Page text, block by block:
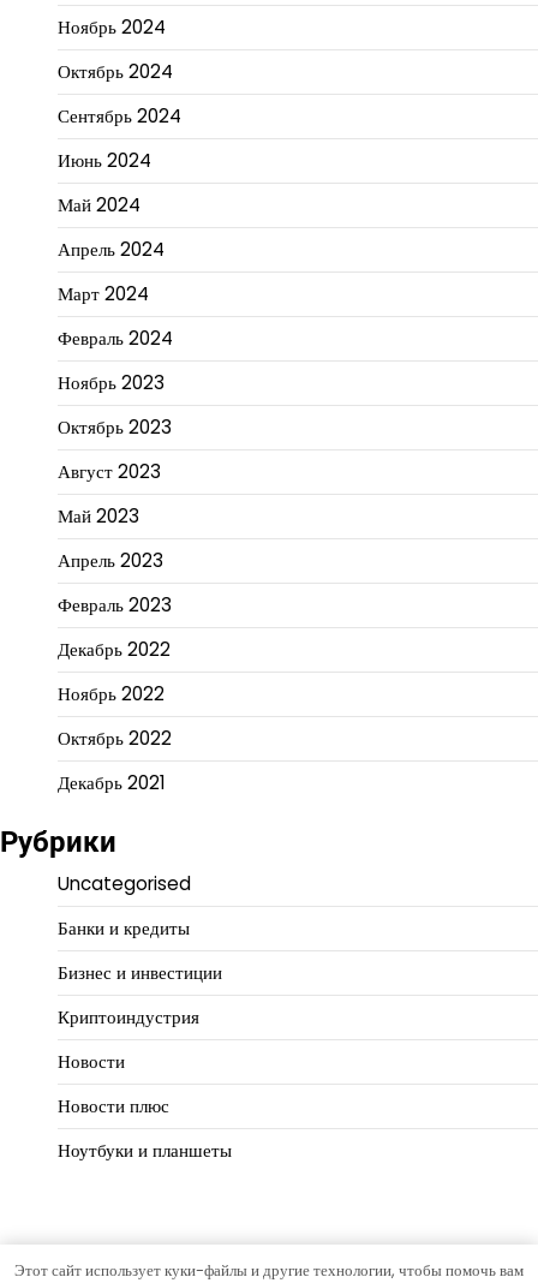
Ноябрь 2024
Октябрь 2024
Сентябрь 2024
Июнь 2024
Май 2024
Апрель 2024
Март 2024
Февраль 2024
Ноябрь 2023
Октябрь 2023
Август 2023
Май 2023
Апрель 2023
Февраль 2023
Декабрь 2022
Ноябрь 2022
Октябрь 2022
Декабрь 2021
Рубрики
Uncategorised
Банки и кредиты
Бизнес и инвестиции
Криптоиндустрия
Новости
Новости плюс
Ноутбуки и планшеты
Этот сайт использует куки-файлы и другие технологии, чтобы помочь вам